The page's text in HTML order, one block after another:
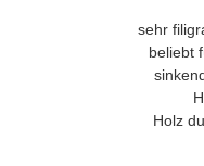
sehr
beliebt
Holz